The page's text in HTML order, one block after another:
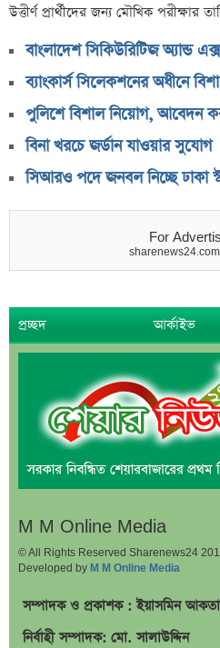
উত্তীর্ণ প্রার্থীদের জন্য মৌখিক পরীক্ষার
বাংলাদেশ সিকিউরিটিজ অ্যান্ড
ব্যাংকার্স সিলেকশনের অধীনে
পুলিশে বিশাল নিয়োগ, আবেদন
বিনা খরচে জর্ডান যাওয়ার সুযোগ
সিআরও পদে জনবল নিচ্ছে ঢাকা
For
প্রচ্ছদ আর্কাইভ
M M Online Media
© All Rights Reserved Sharenews24
Developed by M M Online Media
সম্পাদক ও প্রকাশক : ইয়াসমিন
নির্বাহী সম্পাদক: মো. সালাউদ্দিন